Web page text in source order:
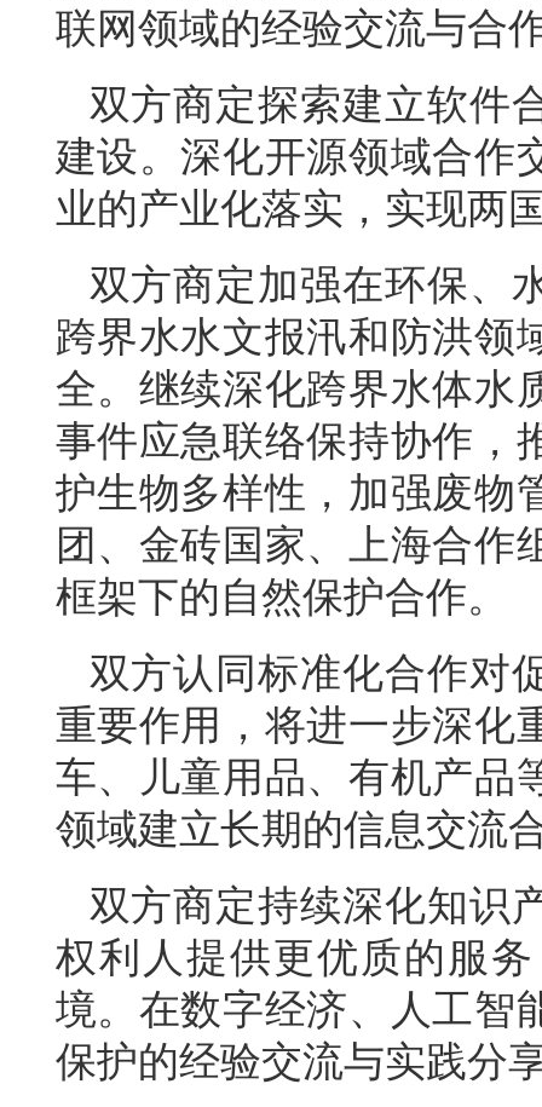
联网领域的经验交流与合
双方商定探索建立软件
建设。深化开源领域合作
业的产业化落实，实现两
双方商定加强在环保、
跨界水水文报汛和防洪领
全。继续深化跨界水体水
事件应急联络保持协作，
护生物多样性，加强废物
团、金砖国家、上海合作
框架下的自然保护合作。
双方认同标准化合作对
重要作用，将进一步深化
车、儿童用品、有机产品
领域建立长期的信息交流
双方商定持续深化知识
权利人提供更优质的服
境。在数字经济、人工智
保护的经验交流与实践分